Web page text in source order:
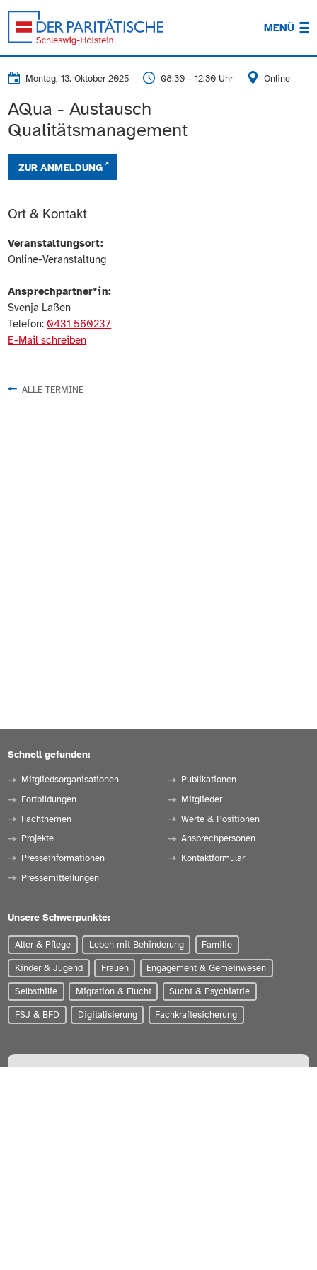
MENÜ
Montag, 13. Oktober 2025 08:30 – 12:30 Uhr Online
AQua - Austausch
Qualitätsmanagement
ZUR ANMELDUNG
Ort & Kontakt
Veranstaltungsort:
Online-Veranstaltung
Ansprechpartner*in:
Svenja Laßen
Telefon: 0431 560237
E-Mail schreiben
ALLE TERMINE
Schnell gefunden:
Mitgliedsorganisationen
Fortbildungen
Fachthemen
Projekte
Presseinformationen
Pressemitteilungen
Publikationen
Mitglieder
Werte & Positionen
Ansprechpersonen
Kontaktformular
Unsere Schwerpunkte:
Alter & Pflege Leben mit Behinderung Familie
Kinder & Jugend Frauen Engagement & Gemeinwesen
Selbsthilfe Migration & Flucht Sucht & Psychiatrie
FSJ & BFD Digitalisierung Fachkräftesicherung